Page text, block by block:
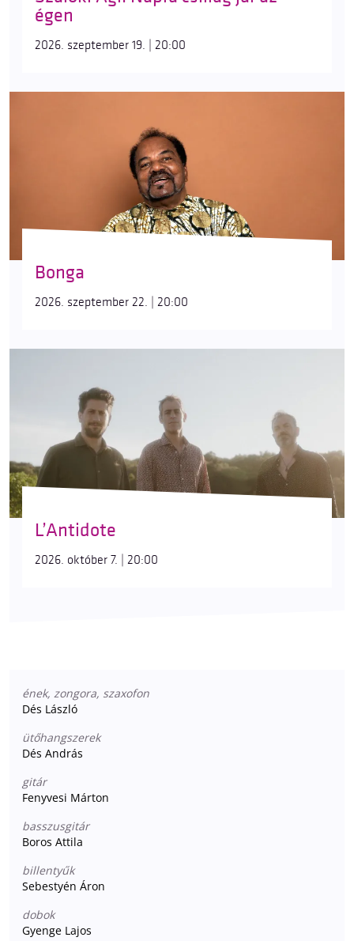
égen
2026. szeptember 19. | 20:00
Bonga
2026. szeptember 22. | 20:00
L’Antidote
2026. október 7. | 20:00
ének, zongora, szaxofon
Dés László
ütőhangszerek
Dés András
gitár
Fenyvesi Márton
basszusgitár
Boros Attila
billentyűk
Sebestyén Áron
dobok
Gyenge Lajos